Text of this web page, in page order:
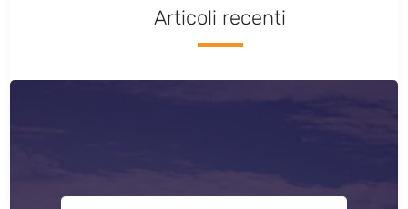
Articoli recenti